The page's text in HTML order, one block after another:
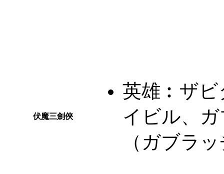
伏魔三劍俠
英雄︰ ザビ
イビル、
（ガブラ